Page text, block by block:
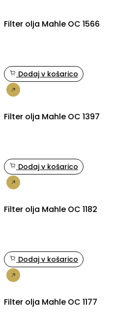
Filter olja Mahle OC 1566
Dodaj v košarico
Filter olja Mahle OC 1397
Dodaj v košarico
Filter olja Mahle OC 1182
Dodaj v košarico
Filter olja Mahle OC 1177